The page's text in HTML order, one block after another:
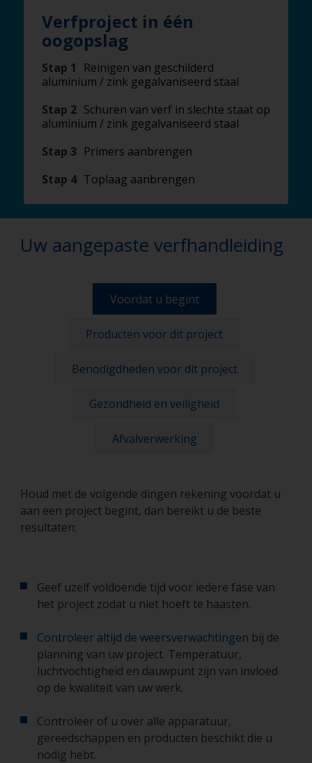
Verfproject in één
oogopslag
Stap 1
Reinigen van geschilderd
aluminium / zink gegalvaniseerd staal
Stap 2 Schuren van verf in slechte staat op
aluminium / zink gegalvaniseerd staal
Stap 3 Primers aanbrengen
Stap 4 Toplaag aanbrengen
Uw aangepaste verfhandleiding
Voordat u begint
Producten voor dit project
Benodigdheden voor dit project
Gezondheid en veiligheid
Afvalverwerking
Houd met de volgende dingen rekening voordat u
aan een project begint, dan bereikt u de beste
resultaten:
Geef uzelf voldoende tijd voor iedere fase van
het project zodat u niet hoeft te haasten.
Controleer altijd de weersverwachtingen bij de
planning van uw project. Temperatuur,
luchtvochtigheid en dauwpunt zijn van invloed
op de kwaliteit van uw werk.
Controleer of u over alle apparatuur,
gereedschappen en producten beschikt die u
nodig hebt.